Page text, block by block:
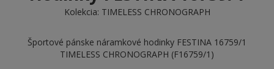
Kolekcia: TIMELESS CHRONOGRAPH
Športové pánske náramkové hodinky FESTINA 16759/1
TIMELESS CHRONOGRAPH (F16759/1)